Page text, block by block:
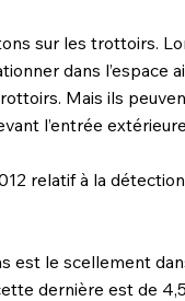
sur les trottoirs.
dans l’espace
Mais ils
l’entrée extérieure
relatif à la
est le scellement
dernière est de